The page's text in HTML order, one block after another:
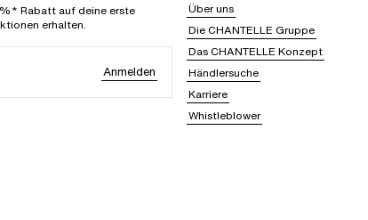
Rabatt auf deine erste
erhalten.
Anmelden
Über uns
Die CHANTELLE Gruppe
Das CHANTELLE Konzept
Händlersuche
Karriere
Whistleblower